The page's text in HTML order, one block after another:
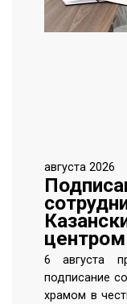
августа 2026
6 августа
подписание
храмом в